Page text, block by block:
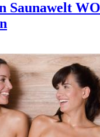
Saunawelt